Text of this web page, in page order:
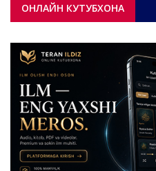
ОНЛАЙН КУТУБХОНА